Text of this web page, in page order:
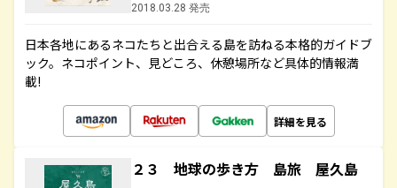
2018.03.28 発売
日本各地にあるネコたちと出合える島を訪ねる本格的ガイドブ
ック。ネコポイント、見どころ、休憩場所など具体的情報満
載!
詳細を見る
２３ 地球の歩き方 島旅 屋久島